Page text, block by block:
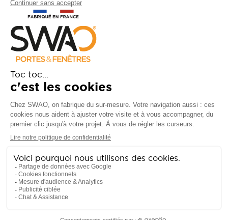
Notre marque
Besoin d'assistance ?
Garanties
SAV
Besoin d'informations ? Nos
conseillers sont à votre écoute.
CONTACTEZ-NOUS
Suivez-nous sur les réseaux sociaux !